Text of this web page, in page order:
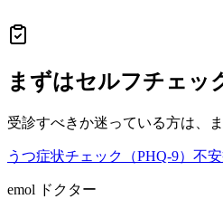
まずはセルフチェッ
受診すべきか迷っている方は、
うつ症状チェック（PHQ-9） 不
emol ドクター